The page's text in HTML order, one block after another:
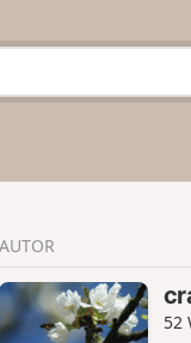
AUTOR
52